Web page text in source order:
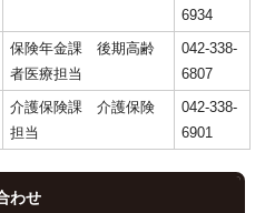
6934
保険年金課 後期高齢
者医療担当
042-338-
6807
介護保険課 介護保険
担当
042-338-
6901
わせ